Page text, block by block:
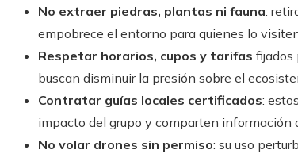
No extraer piedras, plantas ni fauna:
empobrece el entorno para quienes lo
Respetar horarios, cupos y tarifas fijados
buscan disminuir la presión sobre el
Contratar guías locales certificados:
impacto del grupo y comparten información
No volar drones sin permiso: su uso